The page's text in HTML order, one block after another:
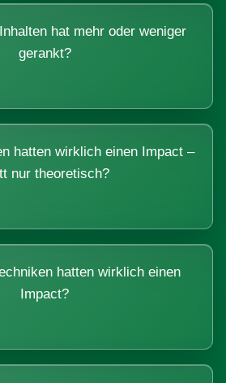
hat mehr oder weniger
gerankt?
hatten wirklich einen Impact –
nur theoretisch?
hatten wirklich einen
Impact?